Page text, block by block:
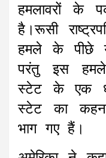
हमलावरों के
है।रूसी
हमले के पीछे
परंतु इस हमले
स्टेट के एक
स्टेट का
भाग गए हैं।